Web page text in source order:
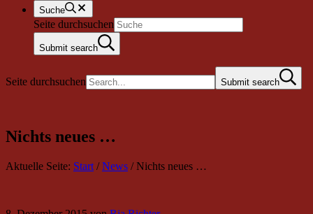
Suche
Seite durchsuchen
Submit search
Seite durchsuchen Submit search
Nichts neues …
Aktuelle Seite: Start / News /Nichts neues …